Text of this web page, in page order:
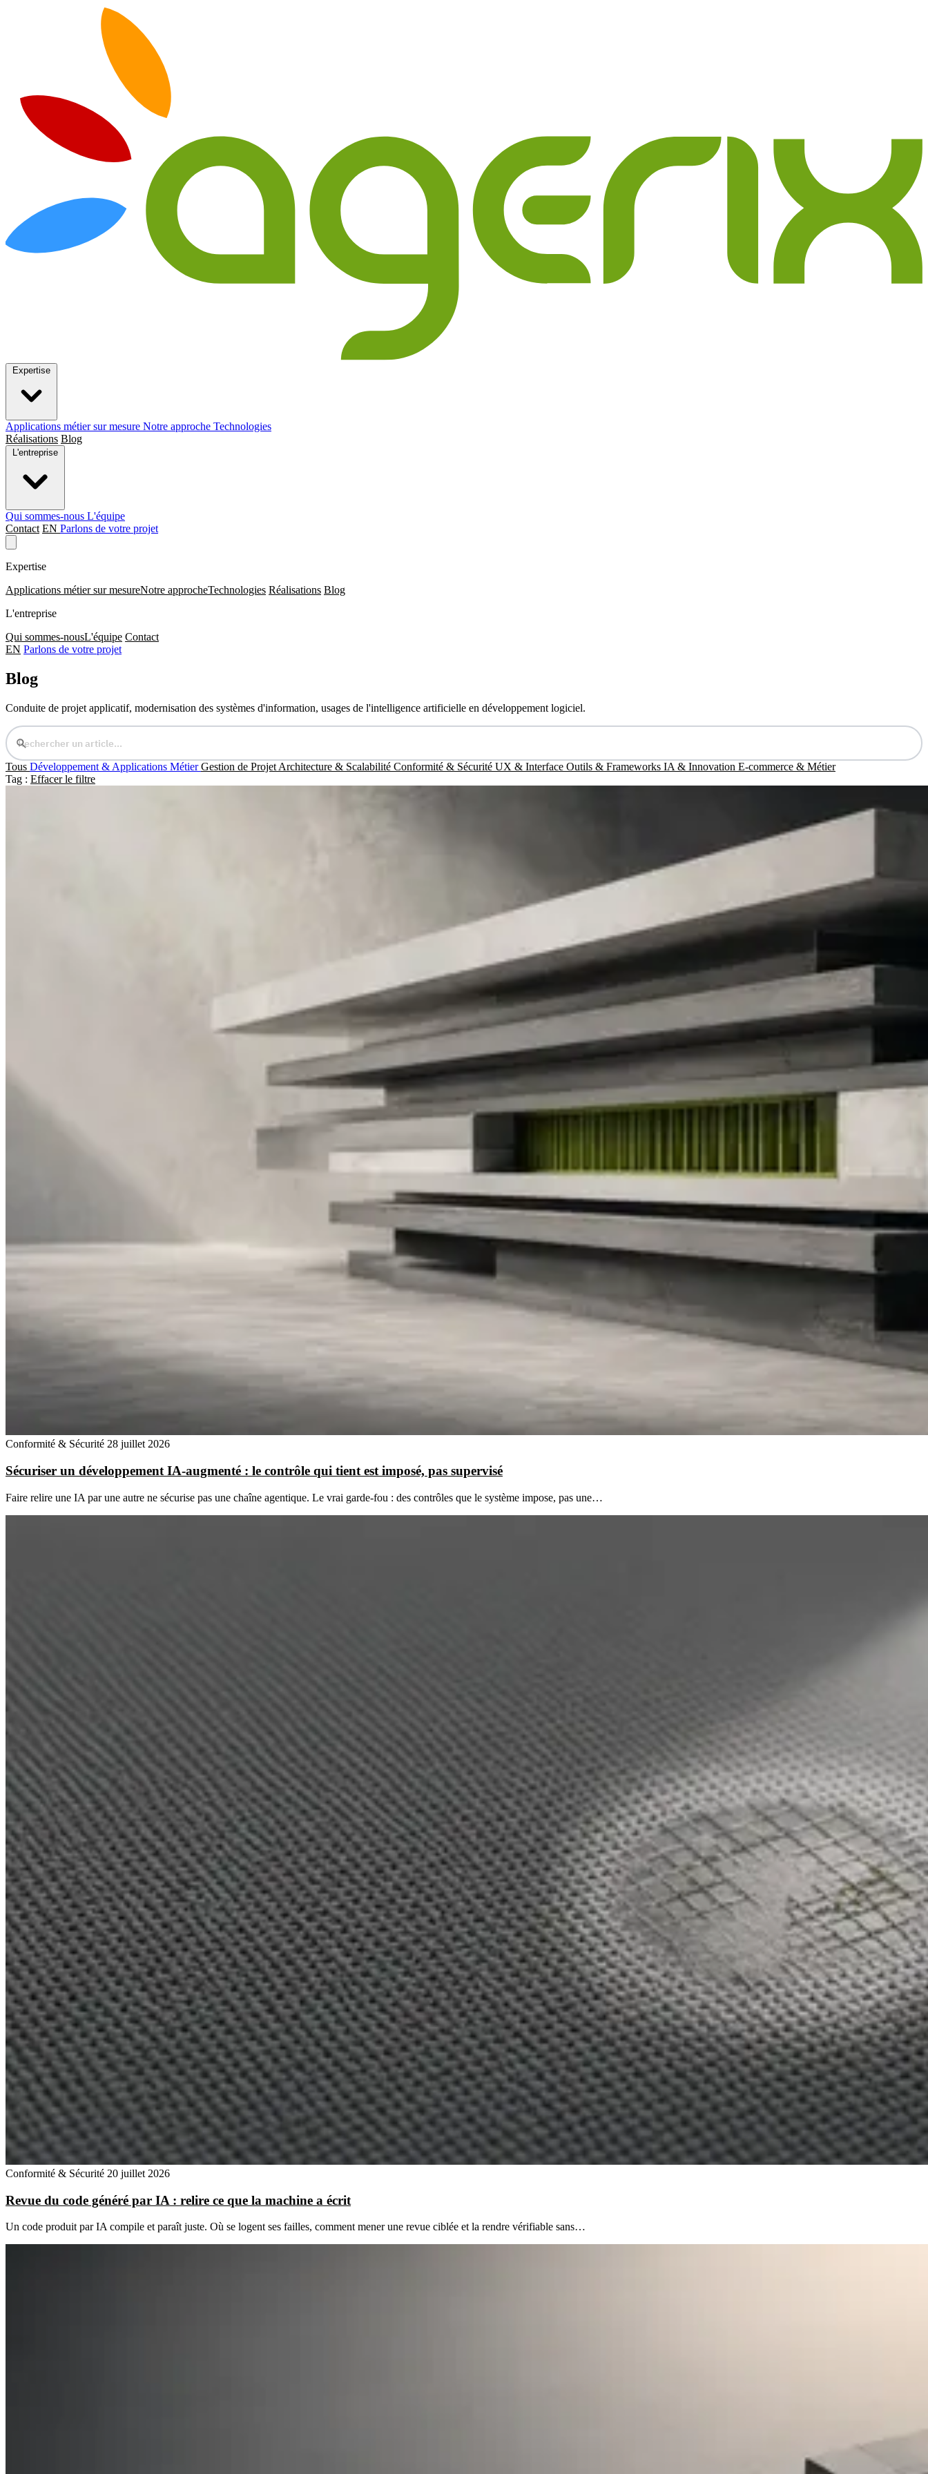
Applications métier sur mesure Notre approche Technologies
Réalisations Blog
Qui sommes-nous L'équipe
Contact EN Parlons de votre projet
Expertise
Applications métier sur mesureNotre approcheTechnologies Réalisations Blog
L'entreprise
Qui sommes-nousL'équipe Contact
EN Parlons de votre projet
Blog
Conduite de projet applicatif, modernisation des systèmes d'information, usages de l'intelligence artificielle en développement logiciel.
Tous Développement & Applications MétierGestion de ProjetArchitecture & Scalabilité Conformité & Sécurité UX & Interface Outils & Frameworks IA & Innovation E-commerce & Métier
Tag : Effacer le filtre
Conformité & Sécurité 28 juillet 2026
Sécuriser un développement IA-augmenté : le contrôle qui tient est imposé, pas supervisé
Faire relire une IA par une autre ne sécurise pas une chaîne agentique. Le vrai garde-fou : des contrôles que le système impose, pas une…
Conformité & Sécurité 20 juillet 2026
Revue du code généré par IA : relire ce que la machine a écrit
Un code produit par IA compile et paraît juste. Où se logent ses failles, comment mener une revue ciblée et la rendre vérifiable sans…